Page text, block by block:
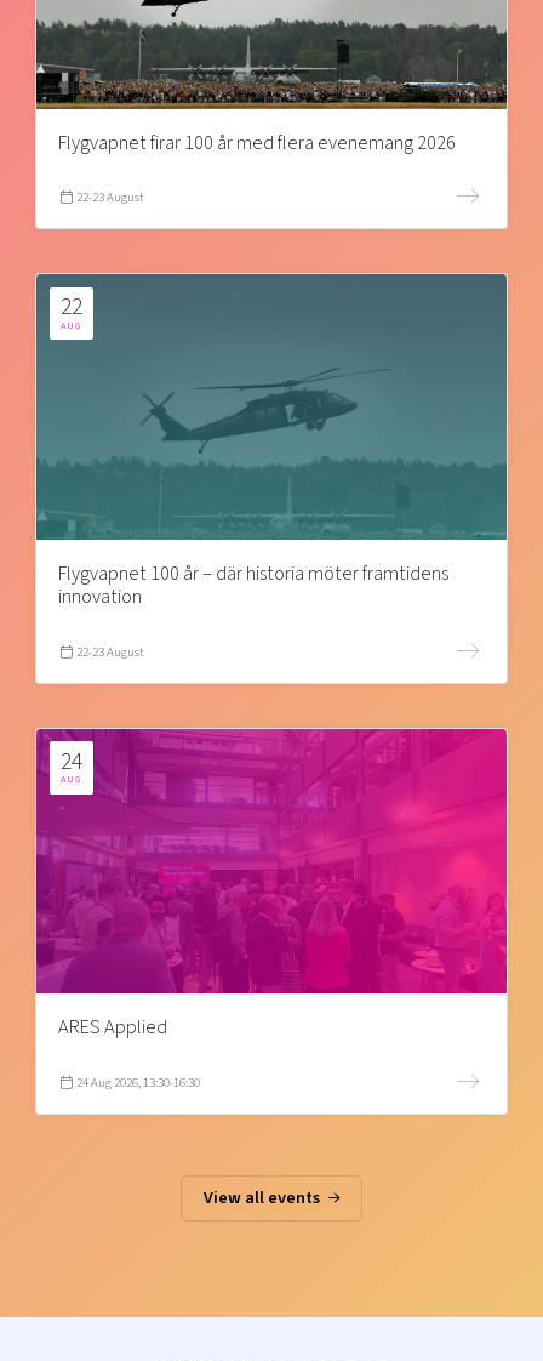
Flygvapnet firar 100 år med flera evenemang 2026
22-23 August
22
AUG
Flygvapnet 100 år – där historia möter framtidens
innovation
22-23 August
24
AUG
ARES Applied
24 Aug 2026, 13:30-16:30
View all events